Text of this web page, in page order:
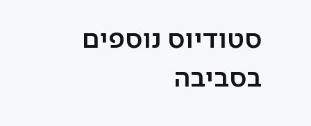
סטודיוס נוספים
בסביבה